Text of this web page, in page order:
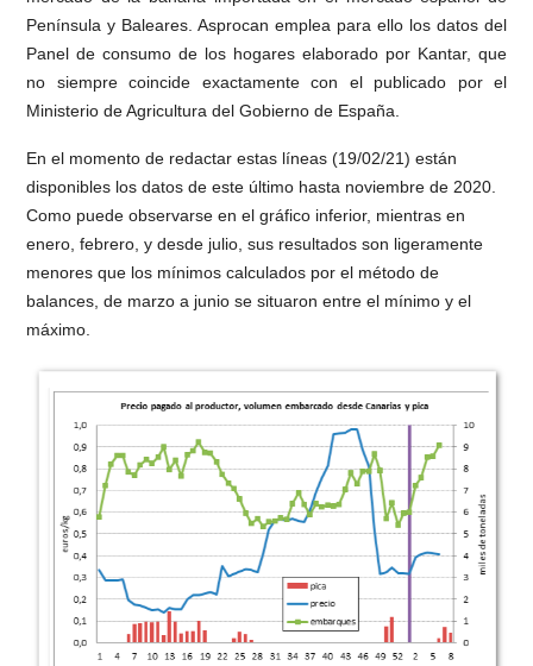
Península y Baleares. Asprocan emplea para ello los datos del
Panel de consumo de los hogares elaborado por Kantar, que
no siempre coincide exactamente con el publicado por el
Ministerio de Agricultura del Gobierno de España.
En el momento de redactar estas líneas (19/02/21) están
disponibles los datos de este último hasta noviembre de 2020.
Como puede observarse en el gráfico inferior, mientras en
enero, febrero, y desde julio, sus resultados son ligeramente
menores que los mínimos calculados por el método de
balances, de marzo a junio se situaron entre el mínimo y el
máximo.